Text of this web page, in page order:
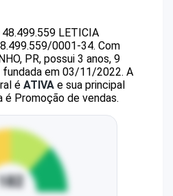
48.499.559 LETICIA
0001-34. Com
PR, possui 3 anos, 9
em 03/11/2022. A
é ATIVA e sua principal
Promoção de vendas.